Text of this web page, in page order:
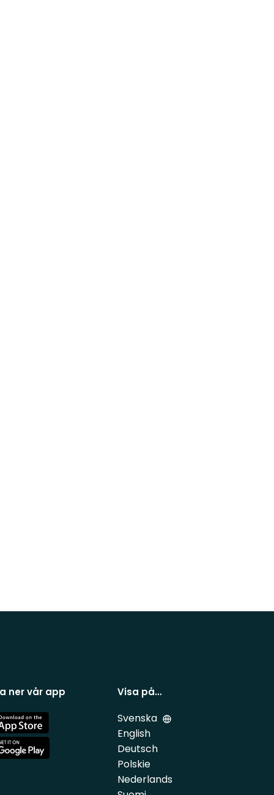
ner vår app Visa på…
Svenska
English
Deutsch
Polskie
Nederlands